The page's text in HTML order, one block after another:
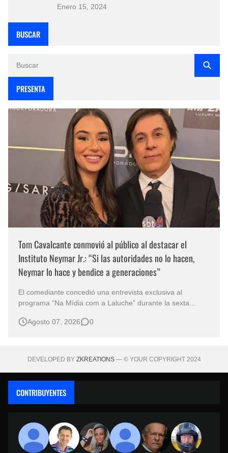
Enero 15, 2024
BUSCAR
PRESENTA
Tom Cavalcante conmovió al público al destacar el
Instituto Neymar Jr.: “Si las autoridades no lo hacen,
Neymar lo hace y bendice a generaciones”
El comediante concedió una entrevista exclusiva al
programa “Na Mídia com a Laluche” durante la sexta
eventos benéficos más importantes de Brasil. En medio del
Agosto 07, 2026 0
DEVELOPED BY ZKREATIONS— © YOUR COPYRIGHT 2024
CONTRIBUYENTES